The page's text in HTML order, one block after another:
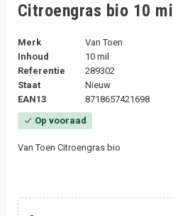
Citroengras bio 10 mil
Merk
Van Toen
Inhoud
10 mil
Referentie
289302
Staat
Nieuw
EAN13
8718657421698
check Op vooraad
Van Toen Citroengras bio